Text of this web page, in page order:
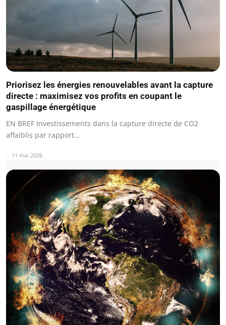
Priorisez les énergies renouvelables avant la capture
directe : maximisez vos profits en coupant le
gaspillage énergétique
EN BREF Investissements dans la capture directe de CO2
affaiblis par rapport…
11 mai 2026